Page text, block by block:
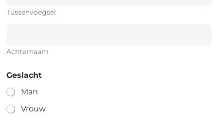
Tussenvoegsel
Achternaam
Geslacht
Man
Vrouw